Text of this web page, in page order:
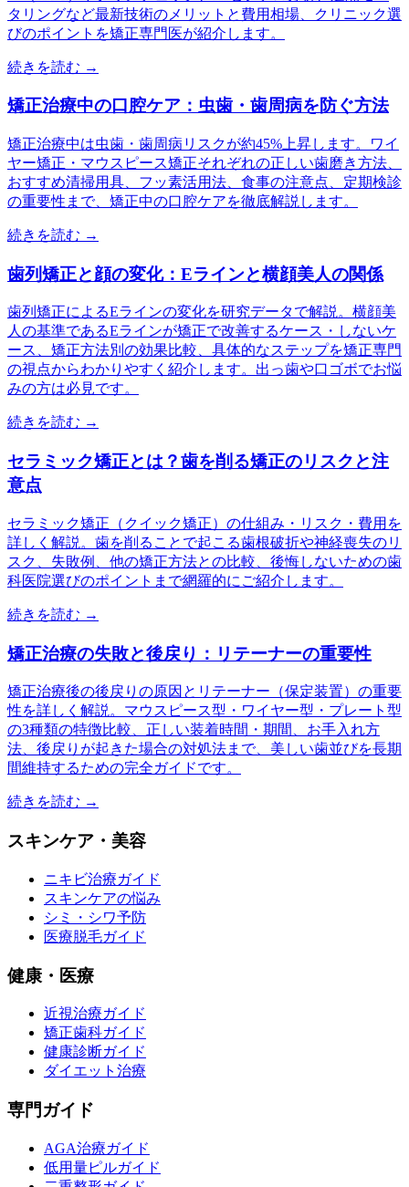
タリングなど最新技術のメリットと費用相場、クリニック選
びのポイントを矯正専門医が紹介します。
続きを読む →
矯正治療中の口腔ケア：虫歯・歯周病を防ぐ方法
矯正治療中は虫歯・歯周病リスクが約45%上昇します。ワイ
ヤー矯正・マウスピース矯正それぞれの正しい歯磨き方法、
おすすめ清掃用具、フッ素活用法、食事の注意点、定期検診
の重要性まで、矯正中の口腔ケアを徹底解説します。
続きを読む →
歯列矯正と顔の変化：Eラインと横顔美人の関係
歯列矯正によるEラインの変化を研究データで解説。横顔美
人の基準であるEラインが矯正で改善するケース・しないケ
ース、矯正方法別の効果比較、具体的なステップを矯正専門
の視点からわかりやすく紹介します。出っ歯や口ゴボでお悩
みの方は必見です。
続きを読む →
セラミック矯正とは？歯を削る矯正のリスクと注
意点
セラミック矯正（クイック矯正）の仕組み・リスク・費用を
詳しく解説。歯を削ることで起こる歯根破折や神経喪失のリ
スク、失敗例、他の矯正方法との比較、後悔しないための歯
科医院選びのポイントまで網羅的にご紹介します。
続きを読む →
矯正治療の失敗と後戻り：リテーナーの重要性
矯正治療後の後戻りの原因とリテーナー（保定装置）の重要
性を詳しく解説。マウスピース型・ワイヤー型・プレート型
の3種類の特徴比較、正しい装着時間・期間、お手入れ方
法、後戻りが起きた場合の対処法まで、美しい歯並びを長期
間維持するための完全ガイドです。
続きを読む →
スキンケア・美容
ニキビ治療ガイド
スキンケアの悩み
シミ・シワ予防
医療脱毛ガイド
健康・医療
近視治療ガイド
矯正歯科ガイド
健康診断ガイド
ダイエット治療
専門ガイド
AGA治療ガイド
低用量ピルガイド